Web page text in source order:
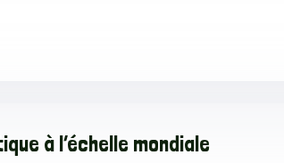
à l’échelle mondiale